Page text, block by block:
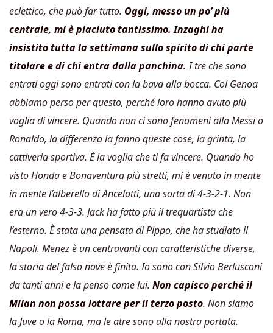
eclettico, che può far tutto. Oggi, messo un po’ più
centrale, mi è piaciuto tantissimo. Inzaghi ha
insistito tutta la settimana sullo spirito di chi parte
titolare e di chi entra dalla panchina. I tre che sono
entrati oggi sono entrati con la bava alla bocca. Col Genoa
abbiamo perso per questo, perché loro hanno avuto più
voglia di vincere. Quando non ci sono fenomeni alla Messi o
Ronaldo, la differenza la fanno queste cose, la grinta, la
cattiveria sportiva. È la voglia che ti fa vincere. Quando ho
visto Honda e Bonaventura più stretti, mi è venuto in mente
in mente l’alberello di Ancelotti, una sorta di 4-3-2-1. Non
era un vero 4-3-3. Jack ha fatto più il trequartista che
l’esterno. È stata una pensata di Pippo, che ha studiato il
Napoli. Menez è un centravanti con caratteristiche diverse,
la storia del falso nove è finita. Io sono con Silvio Berlusconi
da tanti anni e la penso come lui. Non capisco perché il
Milan non possa lottare per il terzo posto. Non siamo
la Juve o la Roma, ma le atre sono alla nostra portata.